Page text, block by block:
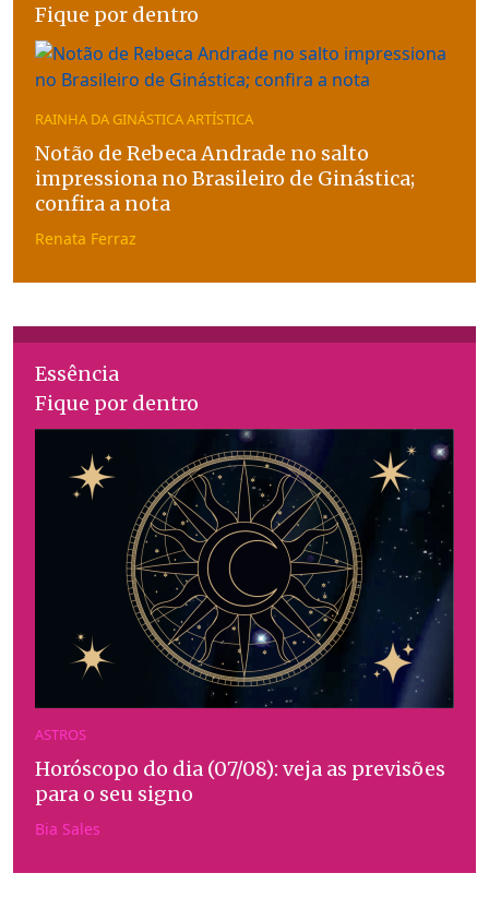
Fique por dentro
RAINHA DA GINÁSTICA ARTÍSTICA
Notão de Rebeca Andrade no salto
impressiona no Brasileiro de Ginástica;
confira a nota
Renata Ferraz
Essência
Fique por dentro
ASTROS
Horóscopo do dia (07/08): veja as previsões
para o seu signo
Bia Sales